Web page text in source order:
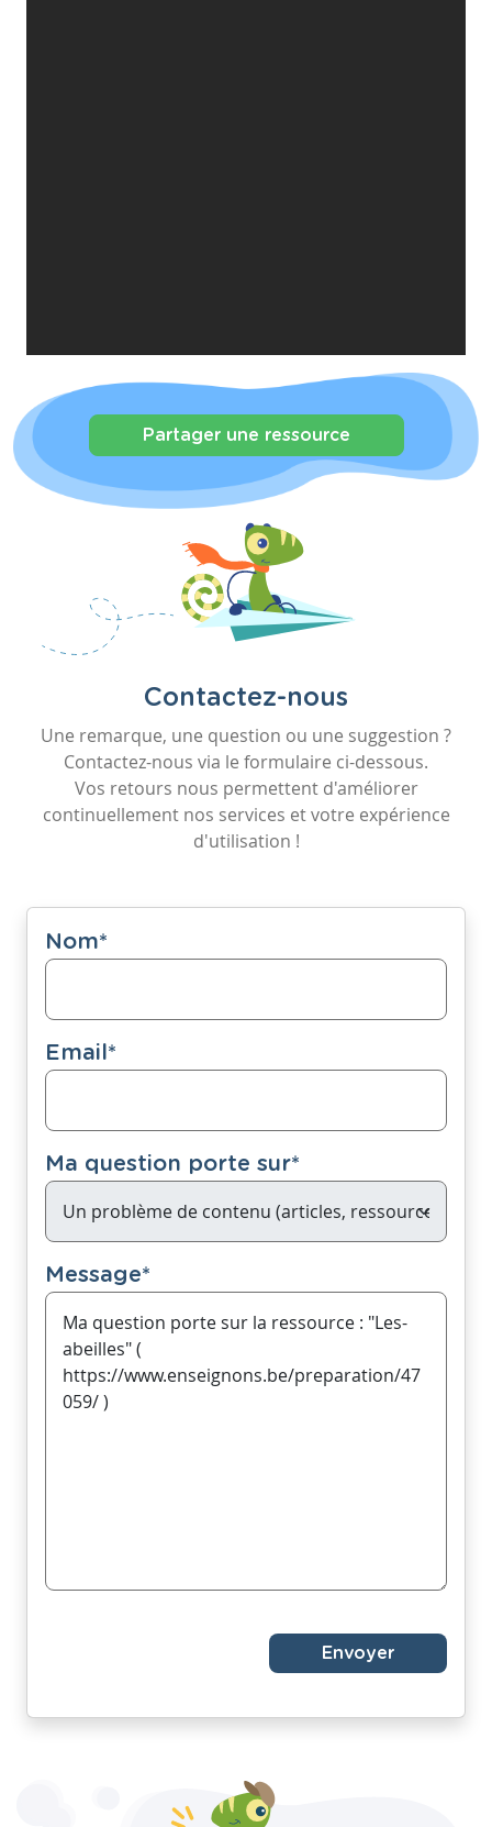
Partager une ressource
Contactez-nous
Une remarque, une question ou une suggestion ?
Contactez-nous via le formulaire ci-dessous.
Vos retours nous permettent d'améliorer
continuellement nos services et votre expérience
d'utilisation !
Nom*
Email*
Ma question porte sur*
Message*
Envoyer